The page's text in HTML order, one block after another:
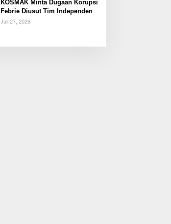
KOSMAK Minta Dugaan Korupsi
Febrie Diusut Tim Independen
Juli 27, 2026